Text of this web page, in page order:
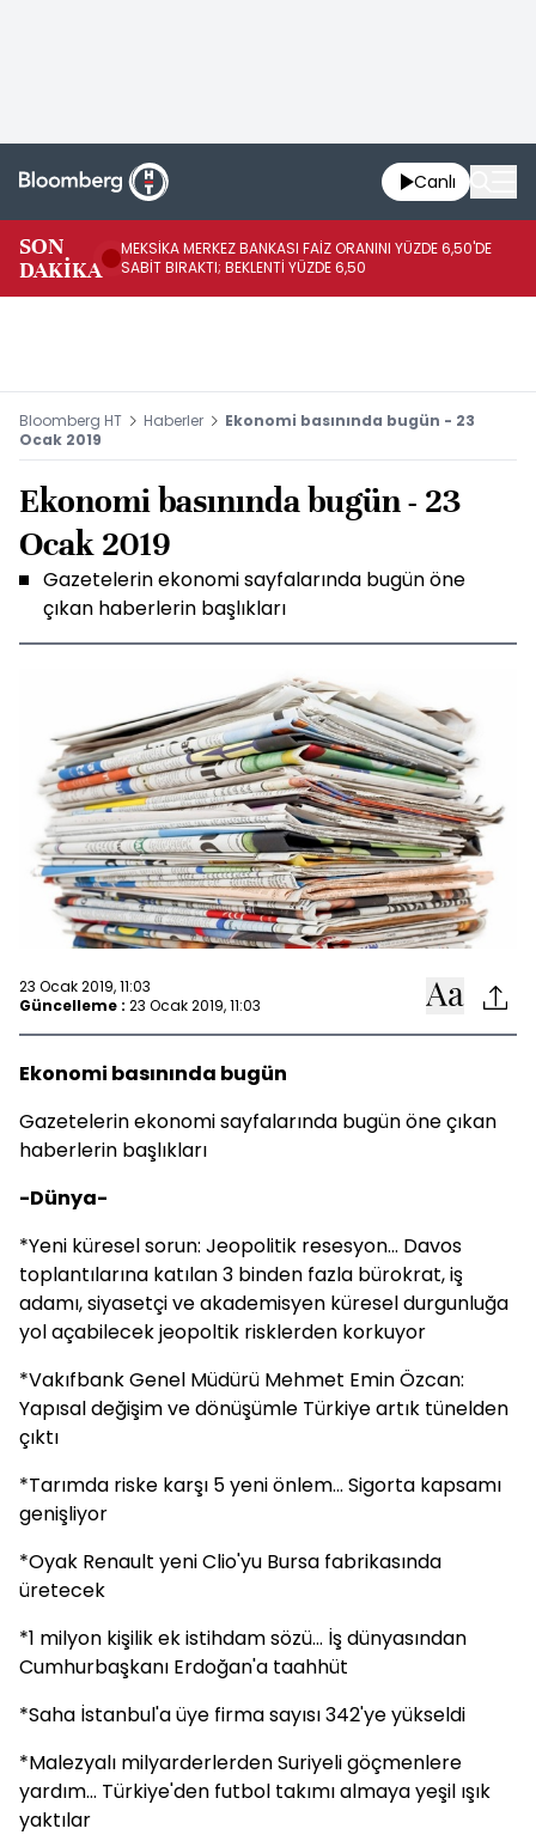
Canlı
SON
DAKİKA
MEKSİKA MERKEZ BANKASI FAİZ ORANINI YÜZDE 6,50'DE
SABİT BIRAKTI; BEKLENTİ YÜZDE 6,50
Bloomberg HT Haberler
Ekonomi basınında bugün - 23
Ocak 2019
Ekonomi basınında bugün - 23
Ocak 2019
Gazetelerin ekonomi sayfalarında bugün öne
çıkan haberlerin başlıkları
23 Ocak 2019, 11:03
Güncelleme : 23 Ocak 2019, 11:03
Ekonomi basınında bugün
Gazetelerin ekonomi sayfalarında bugün öne çıkan
haberlerin başlıkları
-Dünya-
*Yeni küresel sorun: Jeopolitik resesyon... Davos
toplantılarına katılan 3 binden fazla bürokrat, iş
adamı, siyasetçi ve akademisyen küresel durgunluğa
yol açabilecek jeopoltik risklerden korkuyor
*Vakıfbank Genel Müdürü Mehmet Emin Özcan:
Yapısal değişim ve dönüşümle Türkiye artık tünelden
çıktı
*Tarımda riske karşı 5 yeni önlem... Sigorta kapsamı
genişliyor
*Oyak Renault yeni Clio'yu Bursa fabrikasında
üretecek
*1 milyon kişilik ek istihdam sözü... İş dünyasından
Cumhurbaşkanı Erdoğan'a taahhüt
*Saha İstanbul'a üye firma sayısı 342'ye yükseldi
*Malezyalı milyarderlerden Suriyeli göçmenlere
yardım... Türkiye'den futbol takımı almaya yeşil ışık
yaktılar